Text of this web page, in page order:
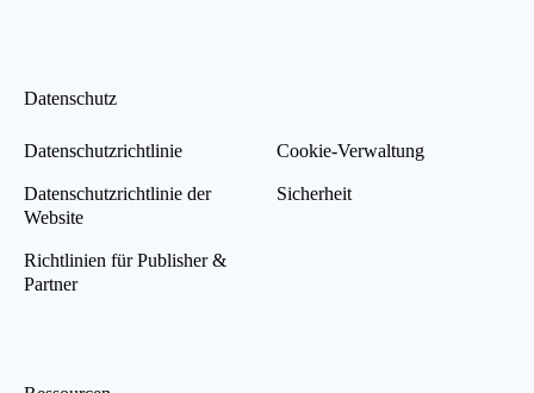
Datenschutz
Datenschutzrichtlinie
Datenschutzrichtlinie der
Website
Richtlinien für Publisher &
Partner
Cookie-Verwaltung
Sicherheit